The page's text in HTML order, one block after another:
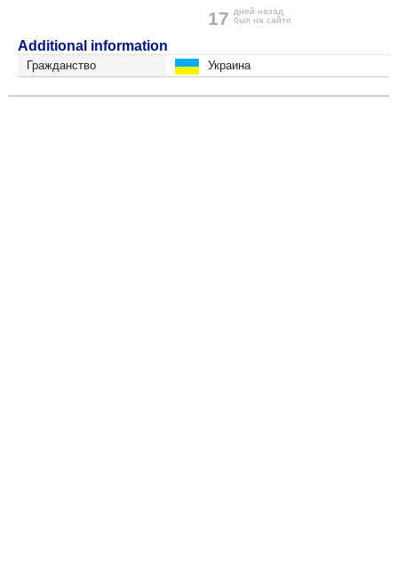
17
дней назад
был на сайте
Additional information
Гражданство Украина